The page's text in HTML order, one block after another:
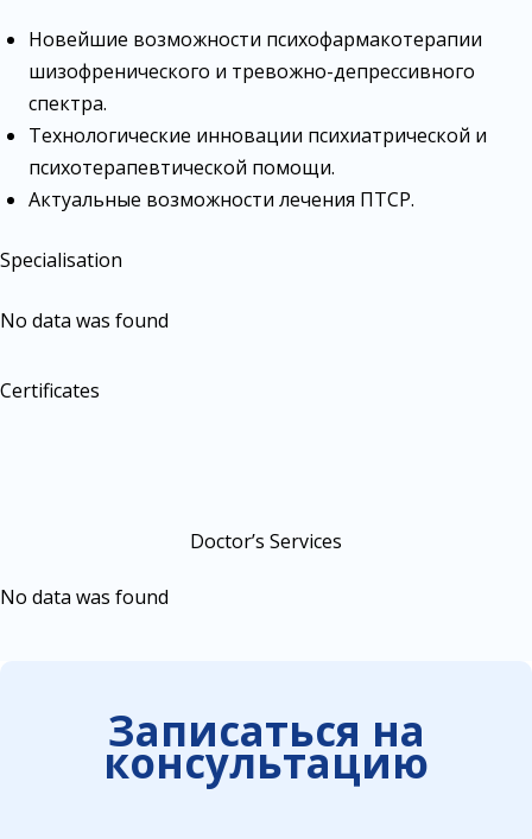
Новейшие возможности психофармакотерапии
шизофренического и тревожно-депрессивного
спектра.
Технологические инновации психиатрической и
психотерапевтической помощи.
Актуальные возможности лечения ПТСР.
Specialisation
No data was found
Certificates
Doctor’s Services
No data was found
Записаться на
консультацию